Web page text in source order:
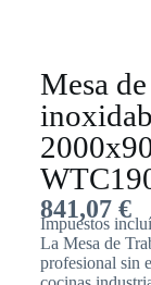
Mesa
841,07 €
Impuestos
La Mesa de
profesional sin